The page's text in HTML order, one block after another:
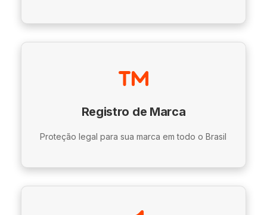
Registro de Marca
Proteção legal para sua marca em todo o Brasil